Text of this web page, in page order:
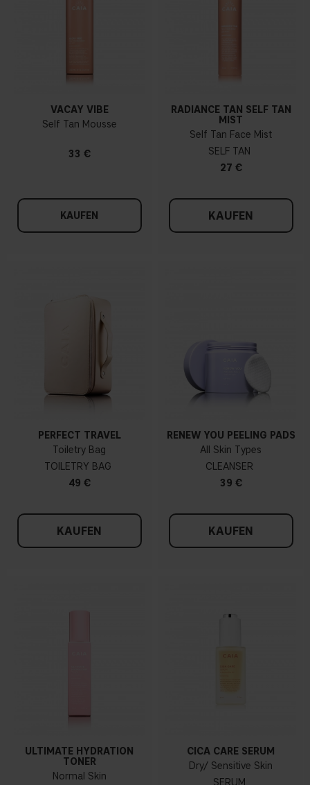
VACAY VIBE
Self Tan Mousse
33 €
KAUFEN
RADIANCE TAN SELF TAN
MIST
Self Tan Face Mist
SELF TAN
27 €
KAUFEN
PERFECT TRAVEL
Toiletry Bag
TOILETRY BAG
49 €
KAUFEN
RENEW YOU PEELING PADS
All Skin Types
CLEANSER
39 €
KAUFEN
ULTIMATE HYDRATION
TONER
Normal Skin
CICA CARE SERUM
Dry/ Sensitive Skin
SERUM